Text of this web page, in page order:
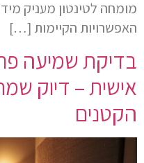
מומחה לטינטון מעניק
האפשרויות הקיימות […]
בדיקת שמיעה
אישית – דיוק
הקטנים